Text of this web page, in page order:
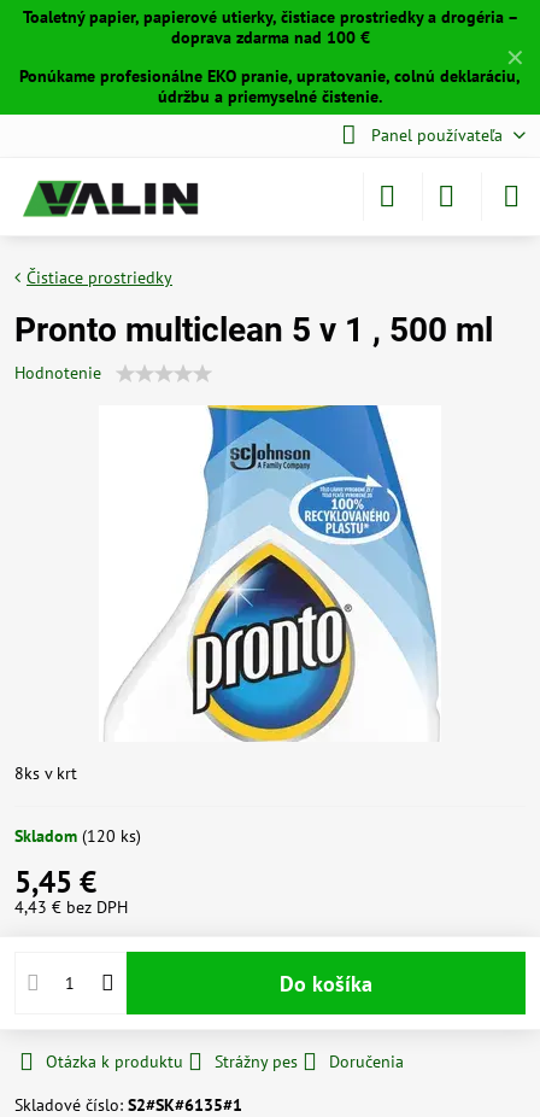
✕
Toaletný papier, papierové utierky, čistiace prostriedky a drogéria –
doprava zdarma nad 100 €
Ponúkame profesionálne EKO pranie, upratovanie, colnú deklaráciu,
údržbu a priemyselné čistenie.
Panel používateľa
Čistiace prostriedky
Pronto multiclean 5 v 1 , 500 ml
Hodnotenie
8ks v krt
Skladom (120 ks)
5,45 €
4,43 € bez DPH
Do košíka
Otázka k produktu Strážny pes
Doručenia
Skladové číslo: S2#SK#6135#1